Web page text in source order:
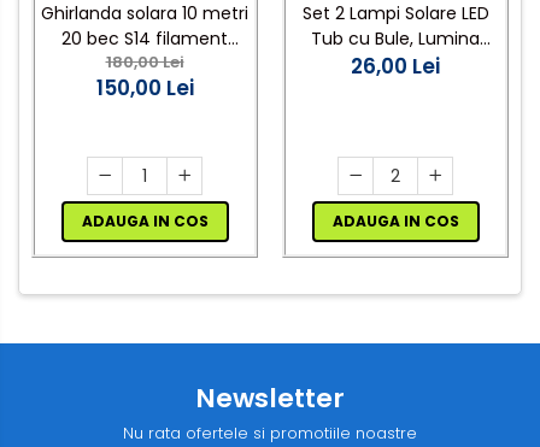
Ghirlanda solara 10 metri
20 bec S14 filament
lumina calda
180,00 Lei
150,00 Lei
ADAUGA IN COS
Set 2 Lampi Solare LED
Tub cu Bule, Lumina
Calda, Inaltime 73cm
26,00 Lei
ADAUGA IN COS
Newsletter
Nu rata ofertele si promotiile noastre